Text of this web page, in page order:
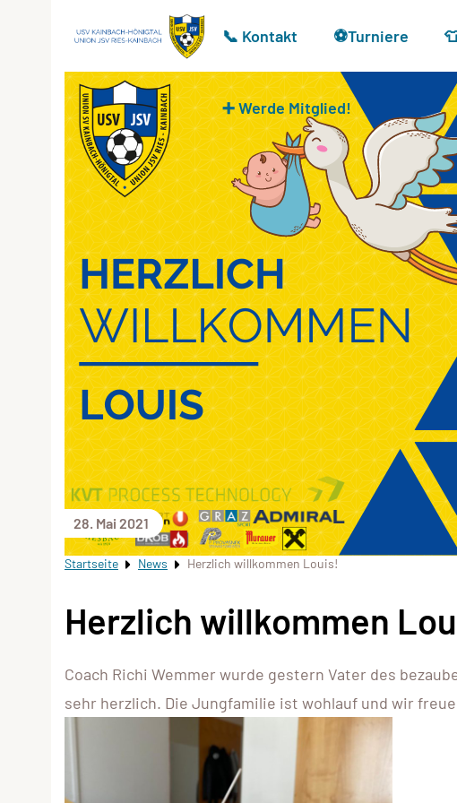
📞 Kontakt ⚽Turniere
➕ Werde Mitglied!
28. Mai 2021
Startseite News Herzlich willkommen Louis!
Herzlich willkommen
Coach Richi Wemmer wurde gestern Vater des
sehr herzlich. Die Jungfamilie ist wohlauf und wir